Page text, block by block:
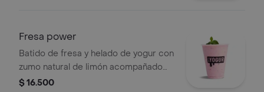
Fresa power
Batido de fresa y helado de yogur con
zumo natural de limón acompañado
de hierbabuena
$ 16.500